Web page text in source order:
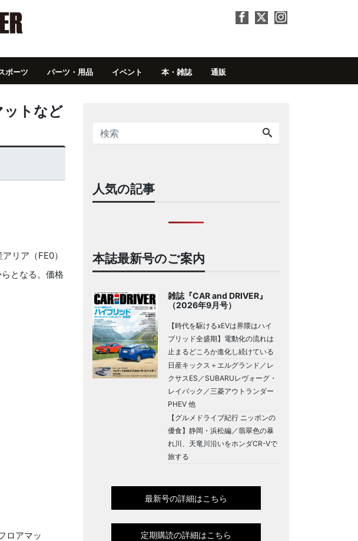
ポーツ パーツ・用品 イベント 本・雑誌 通販
ットなど
リア（FE0）
となる。価格
ロアマッ
人気の記事
本誌最新号のご案内
雑誌『CAR and DRIVER』
（2026年9月号）
【時代を駆けるxEVは界隈はハイ
ブリッド全盛期】電動化の流れは
止まるどころか進化し続けている
日産キックス＋エルグランド／レ
クサスES／SUBARUレヴォーグ・
レイバック／三菱アウトランダー
PHEV 他
【グルメドライブ紀行 ニッポンの
優食】静岡・浜松編／翡翠色の暴
れ川、天竜川沿いをホンダCR-Vで
旅する
最新号の詳細はこちら
定期購読の詳細はこちら